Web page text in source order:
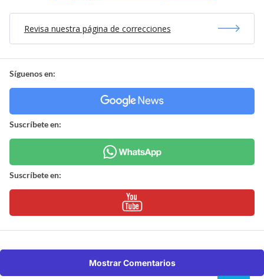
Revisa nuestra página de correcciones
Síguenos en:
Suscríbete en:
Suscríbete en:
Mostrar Comentarios